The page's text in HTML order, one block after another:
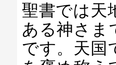
聖書では天
ある神さま
です。天国